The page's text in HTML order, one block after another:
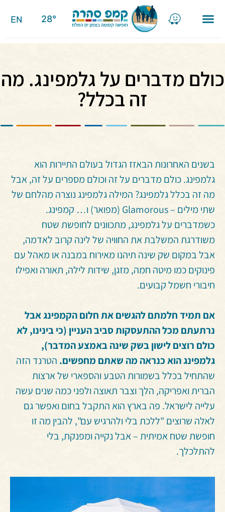
28°
EN
כולם מדברים על גלמפינג. מה
זה בכלל?
בשנים האחרונות הבאזז הגדול בעולם התיירות הוא
גלמפינג. כולם מדברים על זה וכולם מספרים על זה, אבל
מה זה בכלל גלמפינג? המילה גלמפינג נוצרה מהלחם של
שתי מילים – Glamorous (מפואר) ו… קמפינג.
כשמדברים על גלמפינג, מתכוונים לחופשת שטח
משודרגת המשלבת את החוויה של לינה קרוב לאדמה,
אבל במקום שק שינה תיהנו מאירוח במבנה או מאהל עם
פינוקים כמו מיטה חמה, מזגן, שידות לילה, תאורה ואפילו
חיבורי חשמל קבועים.
אם תמיד חלמתם להגשים את חלום הקמפינג אבל
נרתעתם מכל ההתעסקות סביב העניין (כי בינינו, לא
כולם רוצים לישון בשק שינה באמצע המדבר),
גלמפינג הוא כנראה מה שאתם מחפשים. הטרנד הזה
שהתחיל בכלל בשמורות הטבע והספארי של ארצות
הברית ואפריקה, הלך וצבר תאוצה ולפני כמה שנים עשה
עלייה לישראל. פה בארץ הוא התקבל בחום ואפשר גם
לאלה שרוצים "ללכת בלי ולהרגיש עם", להבין מה זו
חופשת שטח אמיתית – אבל נקייה ומפנקת, בלי
להתלכלך.